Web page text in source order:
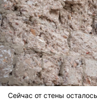
Сейчас от стены